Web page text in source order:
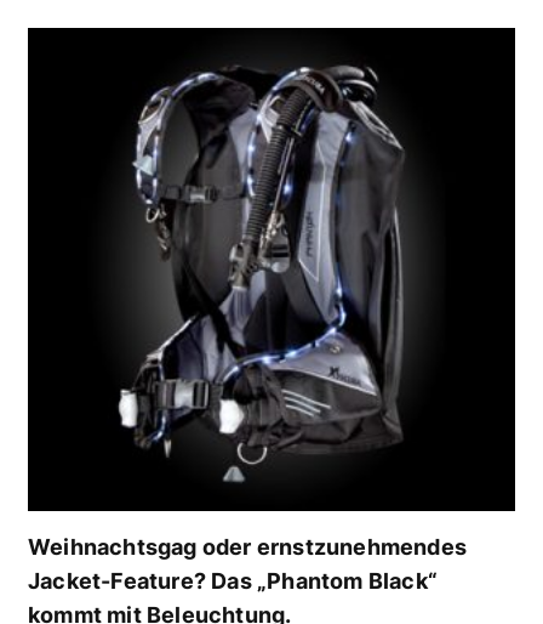
Weihnachtsgag oder ernstzunehmendes
Jacket-Feature? Das „Phantom Black“
kommt mit Beleuchtung.